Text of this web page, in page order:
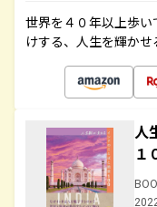
世界を４０年以上歩
けする、人生を輝か
人
１